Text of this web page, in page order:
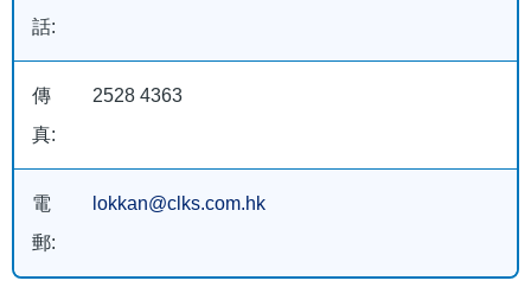
話:
傳
真:
2528 4363
電
郵:
lokkan@clks.com.hk